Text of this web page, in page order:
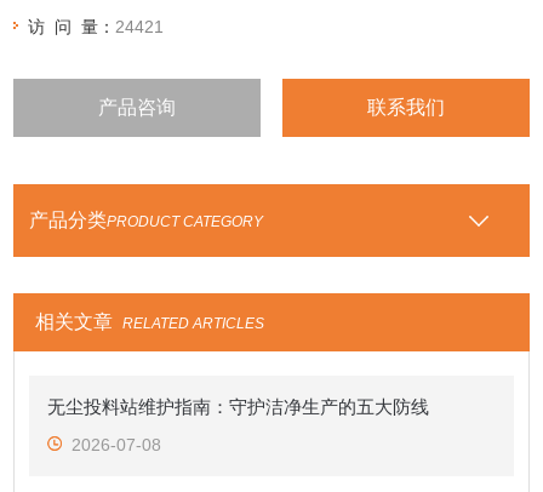
访 问 量： 24421
产品咨询 联系我们
产品分类PRODUCT CATEGORY
相关文章 RELATED ARTICLES
无尘投料站维护指南：守护洁净生产的五大防线
2026-07-08